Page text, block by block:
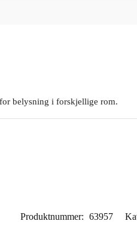
belysning i forskjellige rom.
Produktnummer: 63957